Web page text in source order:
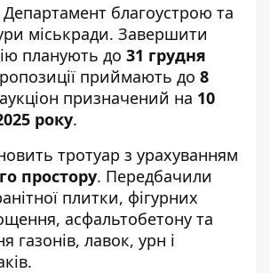
благоустрою та
міськради. Завершити
планують до 31 грудня
приймають до 8
призначений на 10
року.
тротуар з урахуванням
простору. Передбачили
плитки, фігурних
асфальтобетону та
газонів, лавок, урн і